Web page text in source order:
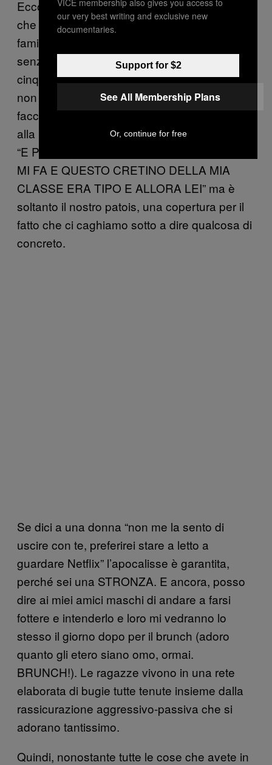
Ecco come parlo a quell’isola col collo alto
che sono i miei genitori: non lo faccio. La mia
famiglia arci-POSH è tipo
senza bisessualità, in Canada, scisso in
cinque persone. Allo stesso modo, le ragazze
non comunicano bene, anche se non
facciamo altro che ronzarci intorno dando aria
alla bocca. So che sembra che siamo tutte un
“E POI E LEI HA DETTO E ALLORA IO E LEI
MI FA E QUESTO CRETINO DELLA MIA
CLASSE ERA TIPO E ALLORA LEI” ma è
soltanto il nostro patois, una copertura per il
fatto che ci caghiamo sotto a dire qualcosa di
concreto.
Se dici a una donna “non me la sento di
uscire con te, preferirei stare a letto a
guardare Netflix” l’apocalisse è garantita,
perché sei una STRONZA. E ancora, posso
dire ai miei amici maschi di andare a farsi
fottere e intenderlo e loro mi vedranno lo
stesso il giorno dopo per il brunch (adoro
quanto gli etero siano omo, ormai.
BRUNCH!). Le ragazze vivono in una rete
elaborata di bugie tutte tenute insieme dalla
rassicurazione aggressivo-passiva che si
adorano tantissimo.
Quindi, nonostante tutte le cose che avete in
our very best writing and exclusive new
documentaries.
Support for $2
See All Membership Plans
Or, continue for free